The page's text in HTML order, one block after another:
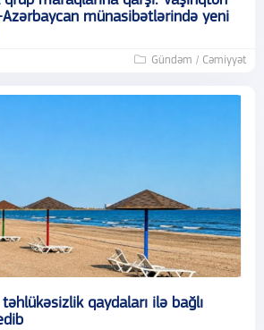
Azərbaycan münasibətlərində yeni
Gündəm / Cəmiyyət
qaydaları ilə bağlı